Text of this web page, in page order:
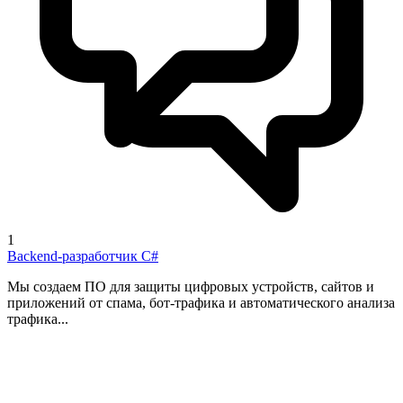
1
Backend-разработчик C#
Мы создаем ПО для защиты цифровых устройств, сайтов и
приложений от спама, бот-трафика и автоматического анализа
трафика...